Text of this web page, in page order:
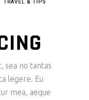
TRAVEL & TIPS
sea no tantas
legere. Eu
mea, aeque